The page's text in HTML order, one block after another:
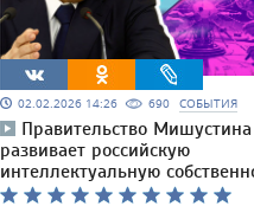
02.02.2026 14:26 690 СОБЫТИЯ
Правительство Мишустина
развивает российскую
интеллектуальную